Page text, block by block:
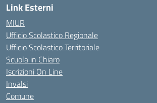
Link Esterni
MIUR
Ufficio Scolastico Regionale
Ufficio Scolastico Territoriale
Scuola in Chiaro
Iscrizioni On Line
Invalsi
Comune